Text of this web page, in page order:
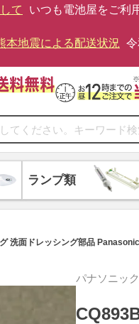
て
いつも電池屋をご利
本地震による配送状況
ランプ類
洗面ドレッシング部品
パナソニック